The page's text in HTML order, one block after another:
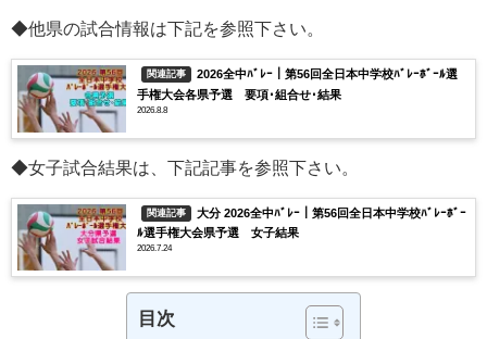
◆他県の試合情報は下記を参照下さい。
関連記事
2026全中ﾊﾞﾚｰ｜第56回全日本中学校ﾊﾞﾚｰﾎﾞｰﾙ選
手権大会各県予選 要項･組合せ･結果
2026.8.8
◆女子試合結果は、下記記事を参照下さい。
関連記事
大分 2026全中ﾊﾞﾚｰ｜第56回全日本中学校ﾊﾞﾚｰﾎﾞｰ
ﾙ選手権大会県予選 女子結果
2026.7.24
目次